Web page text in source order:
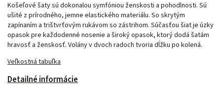
Košeľové šaty sú dokonalou symfóniou ženskosti a pohodlnosti. Sú
ušité z prírodného, jemne elastického materiálu. So skrytým
zapínaním a trištvrťovým rukávom so zástrihom. Súčasťou šiat je úzky
opasok pre každodenné nosenie a široký opasok, ktorý dodá šatám
hravosť a ženskosť. Volány v dvoch radoch tvoria dĺžku po kolená.
Veľkostná tabuľka
Detailné informácie